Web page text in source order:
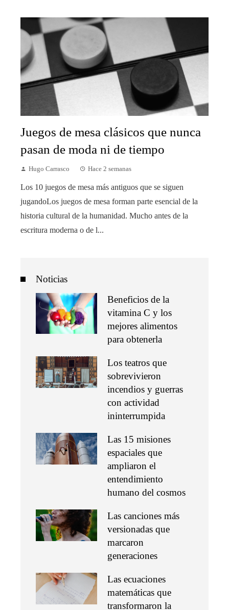
Juegos de mesa clásicos que nunca
pasan de moda ni de tiempo
Hugo Carrasco Hace 2 semanas
Los 10 juegos de mesa más antiguos que se siguen
jugandoLos juegos de mesa forman parte esencial de la
historia cultural de la humanidad. Mucho antes de la
escritura moderna o de l...
Noticias
Beneficios de la
vitamina C y los
mejores alimentos
para obtenerla
Los teatros que
sobrevivieron
incendios y guerras
con actividad
ininterrumpida
Las 15 misiones
espaciales que
ampliaron el
entendimiento
humano del cosmos
Las canciones más
versionadas que
marcaron
generaciones
Las ecuaciones
matemáticas que
transformaron la